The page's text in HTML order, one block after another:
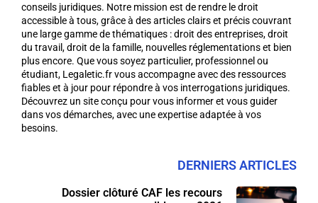
conseils juridiques. Notre mission est de rendre le droit
accessible à tous, grâce à des articles clairs et précis couvrant
une large gamme de thématiques : droit des entreprises, droit
du travail, droit de la famille, nouvelles réglementations et bien
plus encore. Que vous soyez particulier, professionnel ou
étudiant, Legaletic.fr vous accompagne avec des ressources
fiables et à jour pour répondre à vos interrogations juridiques.
Découvrez un site conçu pour vous informer et vous guider
dans vos démarches, avec une expertise adaptée à vos
besoins.
DERNIERS ARTICLES
Dossier clôturé CAF les recours